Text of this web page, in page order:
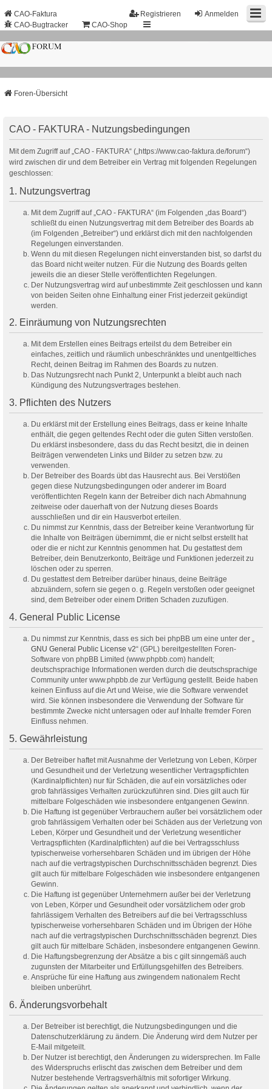
Anmelden
Registrieren
CAO-Faktura
CAO-Bugtracker
CAO-Shop
Foren-Übersicht
CAO - FAKTURA - Nutzungsbedingungen
Mit dem Zugriff auf „CAO - FAKTURA“ („https://www.cao-faktura.de/forum“)
wird zwischen dir und dem Betreiber ein Vertrag mit folgenden Regelungen
geschlossen:
1. Nutzungsvertrag
Mit dem Zugriff auf „CAO - FAKTURA“ (im Folgenden „das Board“)
schließt du einen Nutzungsvertrag mit dem Betreiber des Boards ab
(im Folgenden „Betreiber“) und erklärst dich mit den nachfolgenden
Regelungen einverstanden.
Wenn du mit diesen Regelungen nicht einverstanden bist, so darfst du
das Board nicht weiter nutzen. Für die Nutzung des Boards gelten
jeweils die an dieser Stelle veröffentlichten Regelungen.
Der Nutzungsvertrag wird auf unbestimmte Zeit geschlossen und kann
von beiden Seiten ohne Einhaltung einer Frist jederzeit gekündigt
werden.
2. Einräumung von Nutzungsrechten
Mit dem Erstellen eines Beitrags erteilst du dem Betreiber ein
einfaches, zeitlich und räumlich unbeschränktes und unentgeltliches
Recht, deinen Beitrag im Rahmen des Boards zu nutzen.
Das Nutzungsrecht nach Punkt 2, Unterpunkt a bleibt auch nach
Kündigung des Nutzungsvertrages bestehen.
3. Pflichten des Nutzers
Du erklärst mit der Erstellung eines Beitrags, dass er keine Inhalte
enthält, die gegen geltendes Recht oder die guten Sitten verstoßen.
Du erklärst insbesondere, dass du das Recht besitzt, die in deinen
Beiträgen verwendeten Links und Bilder zu setzen bzw. zu
verwenden.
Der Betreiber des Boards übt das Hausrecht aus. Bei Verstößen
gegen diese Nutzungsbedingungen oder anderer im Board
veröffentlichten Regeln kann der Betreiber dich nach Abmahnung
zeitweise oder dauerhaft von der Nutzung dieses Boards
ausschließen und dir ein Hausverbot erteilen.
Du nimmst zur Kenntnis, dass der Betreiber keine Verantwortung für
die Inhalte von Beiträgen übernimmt, die er nicht selbst erstellt hat
oder die er nicht zur Kenntnis genommen hat. Du gestattest dem
Betreiber, dein Benutzerkonto, Beiträge und Funktionen jederzeit zu
löschen oder zu sperren.
Du gestattest dem Betreiber darüber hinaus, deine Beiträge
abzuändern, sofern sie gegen o. g. Regeln verstoßen oder geeignet
sind, dem Betreiber oder einem Dritten Schaden zuzufügen.
4. General Public License
Du nimmst zur Kenntnis, dass es sich bei phpBB um eine unter der „
GNU General Public License v2“ (GPL) bereitgestellten Foren-
Software von phpBB Limited (www.phpbb.com) handelt;
deutschsprachige Informationen werden durch die deutschsprachige
Community unter www.phpbb.de zur Verfügung gestellt. Beide haben
keinen Einfluss auf die Art und Weise, wie die Software verwendet
wird. Sie können insbesondere die Verwendung der Software für
bestimmte Zwecke nicht untersagen oder auf Inhalte fremder Foren
Einfluss nehmen.
5. Gewährleistung
Der Betreiber haftet mit Ausnahme der Verletzung von Leben, Körper
und Gesundheit und der Verletzung wesentlicher Vertragspflichten
(Kardinalpflichten) nur für Schäden, die auf ein vorsätzliches oder
grob fahrlässiges Verhalten zurückzuführen sind. Dies gilt auch für
mittelbare Folgeschäden wie insbesondere entgangenen Gewinn.
Die Haftung ist gegenüber Verbrauchern außer bei vorsätzlichem oder
grob fahrlässigem Verhalten oder bei Schäden aus der Verletzung von
Leben, Körper und Gesundheit und der Verletzung wesentlicher
Vertragspflichten (Kardinalpflichten) auf die bei Vertragsschluss
typischerweise vorhersehbaren Schäden und im übrigen der Höhe
nach auf die vertragstypischen Durchschnittsschäden begrenzt. Dies
gilt auch für mittelbare Folgeschäden wie insbesondere entgangenen
Gewinn.
Die Haftung ist gegenüber Unternehmern außer bei der Verletzung
von Leben, Körper und Gesundheit oder vorsätzlichem oder grob
fahrlässigem Verhalten des Betreibers auf die bei Vertragsschluss
typischerweise vorhersehbaren Schäden und im Übrigen der Höhe
nach auf die vertragstypischen Durchschnittsschäden begrenzt. Dies
gilt auch für mittelbare Schäden, insbesondere entgangenen Gewinn.
Die Haftungsbegrenzung der Absätze a bis c gilt sinngemäß auch
zugunsten der Mitarbeiter und Erfüllungsgehilfen des Betreibers.
Ansprüche für eine Haftung aus zwingendem nationalem Recht
bleiben unberührt.
6. Änderungsvorbehalt
Der Betreiber ist berechtigt, die Nutzungsbedingungen und die
Datenschutzerklärung zu ändern. Die Änderung wird dem Nutzer per
E-Mail mitgeteilt.
Der Nutzer ist berechtigt, den Änderungen zu widersprechen. Im Falle
des Widerspruchs erlischt das zwischen dem Betreiber und dem
Nutzer bestehende Vertragsverhältnis mit sofortiger Wirkung.